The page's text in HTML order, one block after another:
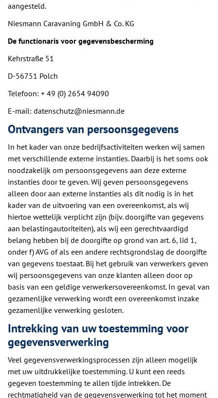
aangesteld.
Niesmann Caravaning GmbH & Co. KG
De functionaris voor gegevensbescherming
Kehrstraße 51
D-56751 Polch
Telefoon: + 49 (0) 2654 94090
E-mail: datenschutz@niesmann.de
Ontvangers van persoonsgegevens
In het kader van onze bedrijfsactiviteiten werken wij samen
met verschillende externe instanties. Daarbij is het soms ook
noodzakelijk om persoonsgegevens aan deze externe
instanties door te geven. Wij geven persoonsgegevens
alleen door aan externe instanties als dit nodig is in het
kader van de uitvoering van een overeenkomst, als wij
hiertoe wettelijk verplicht zijn (bijv. doorgifte van gegevens
aan belastingautoriteiten), als wij een gerechtvaardigd
belang hebben bij de doorgifte op grond van art. 6, lid 1,
onder f) AVG of als een andere rechtsgrondslag de doorgifte
van gegevens toestaat. Bij het gebruik van verwerkers geven
wij persoonsgegevens van onze klanten alleen door op
basis van een geldige verwerkersovereenkomst. In geval van
gezamenlijke verwerking wordt een overeenkomst inzake
gezamenlijke verwerking gesloten.
Intrekking van uw toestemming voor
gegevensverwerking
Veel gegevensverwerkingsprocessen zijn alleen mogelijk
met uw uitdrukkelijke toestemming. U kunt een reeds
gegeven toestemming te allen tijde intrekken. De
rechtmatigheid van de gegevensverwerking tot het moment